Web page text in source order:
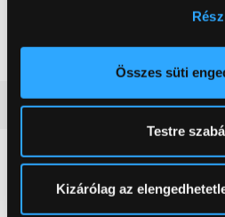
elhelyezkedéséről pár
Az Ön készülékén
módjairól és adja meg
pontban. Bármikor
Sütinyilatkozathoz való
Összes süti
Testre
Kizárólag az
Vásárlói vélemények(0)